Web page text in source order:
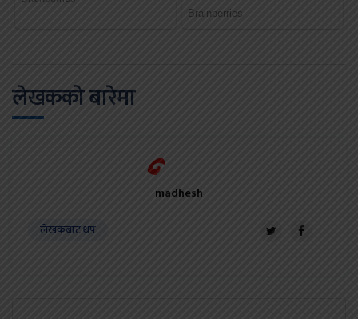
लेखकको बारेमा
madhesh
लेखकबाट थप